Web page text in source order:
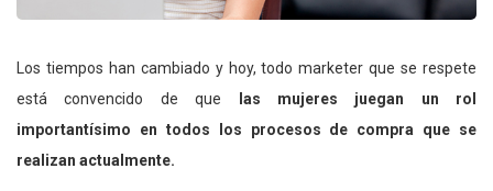
Los tiempos han cambiado y hoy, todo marketer que se respete
está convencido de que las mujeres juegan un rol
importantísimo en todos los procesos de compra que se
realizan actualmente.